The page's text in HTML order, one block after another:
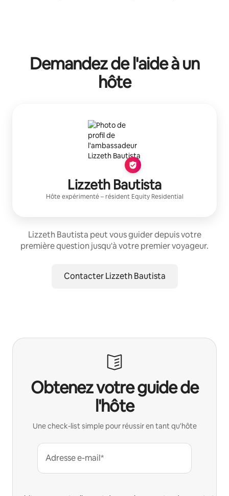
Demandez de l'aide à un
hôte
Lizzeth Bautista
Hôte expérimenté– résident Equity Residential
Lizzeth Bautista peut vous guider depuis votre
première question jusqu'à votre premier voyageur.
Contacter Lizzeth Bautista
Obtenez votre guide de
l'hôte
Une check-list simple pour réussir en tant qu'hôte
Adresse e-mail*